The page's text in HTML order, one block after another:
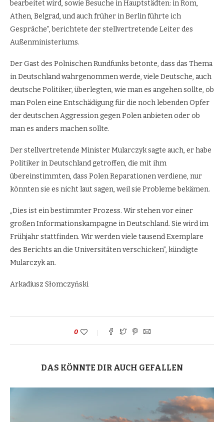
bearbeitet wird, sowie Besuche in Hauptstädten: in Rom,
Athen, Belgrad, und auch früher in Berlin führte ich
Gespräche”, berichtete der stellvertretende Leiter des
Außenministeriums.
Der Gast des Polnischen Rundfunks betonte, dass das Thema
in Deutschland wahrgenommen werde, viele Deutsche, auch
deutsche Politiker, überlegten, wie man es angehen sollte, ob
man Polen eine Entschädigung für die noch lebenden Opfer
der deutschen Aggression gegen Polen anbieten oder ob
man es anders machen sollte.
Der stellvertretende Minister Mularczyk sagte auch, er habe
Politiker in Deutschland getroffen, die mit ihm
übereinstimmten, dass Polen Reparationen verdiene, nur
könnten sie es nicht laut sagen, weil sie Probleme bekämen.
„Dies ist ein bestimmter Prozess. Wir stehen vor einer
großen Informationskampagne in Deutschland. Sie wird im
Frühjahr stattfinden. Wir werden viele tausend Exemplare
des Berichts an die Universitäten verschicken”, kündigte
Mularczyk an.
Arkadiusz Słomczyński
0
DAS KÖNNTE DIR AUCH GEFALLEN